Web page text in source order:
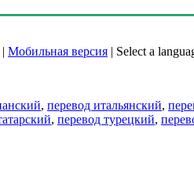
| Мобильная версия | Select a
, перевод итальянский,
, перевод турецкий,